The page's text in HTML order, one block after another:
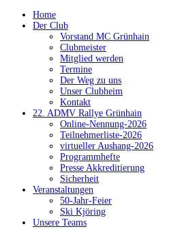
Home
Der Club
Vorstand MC Grünhain
Clubmeister
Mitglied werden
Termine
Der Weg zu uns
Unser Clubheim
Kontakt
22. ADMV Rallye Grünhain
Online-Nennung-2026
Teilnehmerliste-2026
virtueller Aushang-2026
Programmhefte
Presse Akkreditierung
Sicherheit
Veranstaltungen
50-Jahr-Feier
Ski Kjöring
Unsere Teams